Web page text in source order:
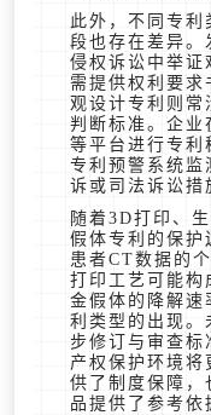
此外，不同专利
段也存在差异。
侵权诉讼中举证
需提供权利要求
观设计专利则常
判断标准。企业
等平台进行专利
专利预警系统监
诉或司法诉讼措
随着3D打印、
假体专利的保护
患者CT数据的
打印工艺可能构
金假体的降解速
利类型的出现。
步修订与审查标
产权保护环境将
供了制度保障，
品提供了参考依